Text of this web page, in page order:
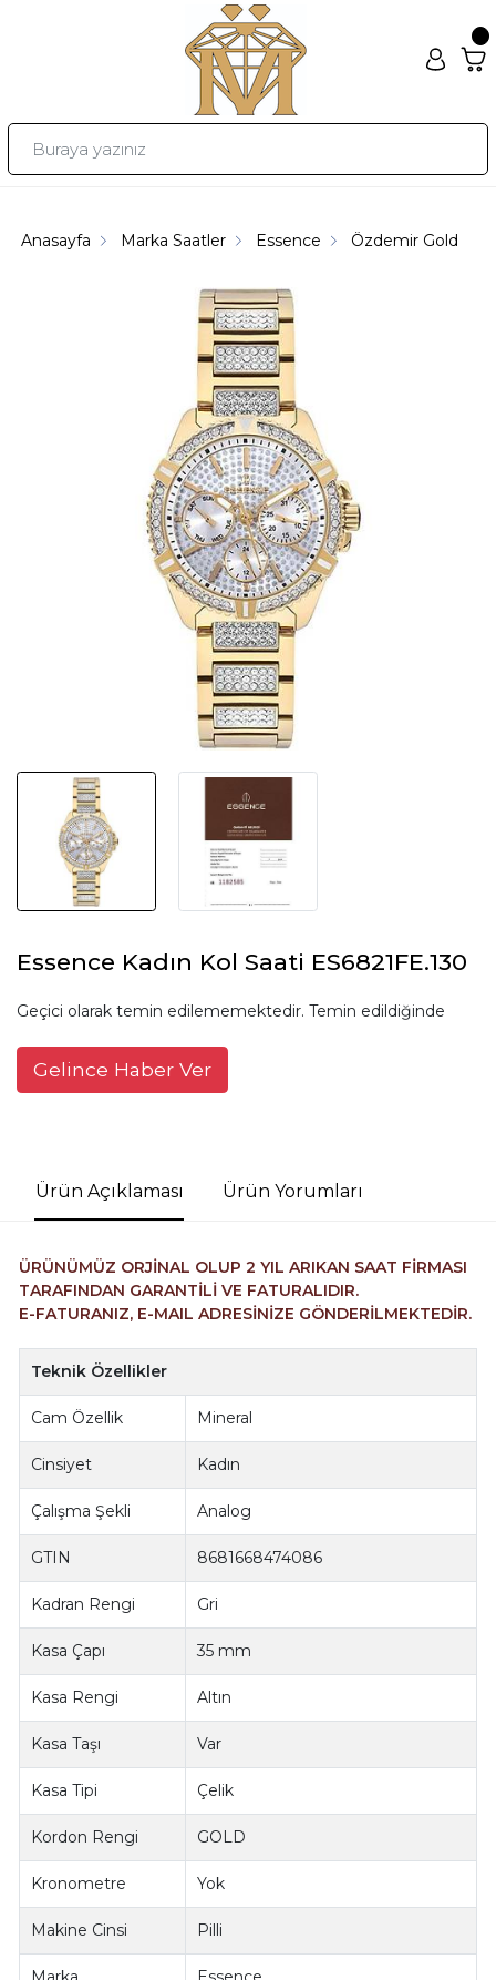
Anasayfa Marka Saatler Essence Özdemir Gold
Essence Kadın Kol Saati ES6821FE.130
Geçici olarak temin edilememektedir. Temin edildiğinde
Gelince Haber Ver
Ürün Açıklaması Ürün Yorumları
ÜRÜNÜMÜZ ORJİNAL OLUP 2 YIL ARIKAN SAAT FİRMASI
TARAFINDAN GARANTİLİ VE FATURALIDIR.
E-FATURANIZ, E-MAIL ADRESİNİZE GÖNDERİLMEKTEDİR.
Teknik Özellikler
Cam Özellik Mineral
Cinsiyet Kadın
Çalışma Şekli Analog
GTIN 8681668474086
Kadran Rengi Gri
Kasa Çapı 35 mm
Kasa Rengi Altın
Kasa Taşı Var
Kasa Tipi Çelik
Kordon Rengi GOLD
Kronometre Yok
Makine Cinsi Pilli